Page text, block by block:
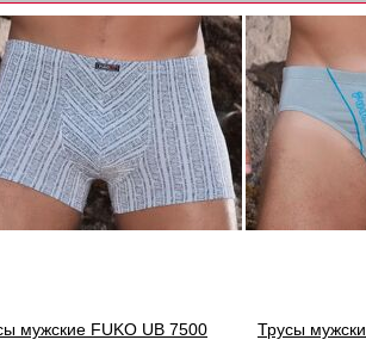
мужские FUKO UB 7500 Трусы